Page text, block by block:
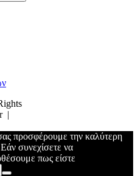
|
προσφέρουμε την καλύτερη
συνεχίσετε να
πως είστε